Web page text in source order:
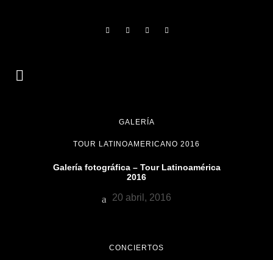
GALERÍA
TOUR LATINOAMERICANO 2016
Galería fotográfica – Tour Latinoamérica
2016
20 abril, 2016
CONCIERTOS